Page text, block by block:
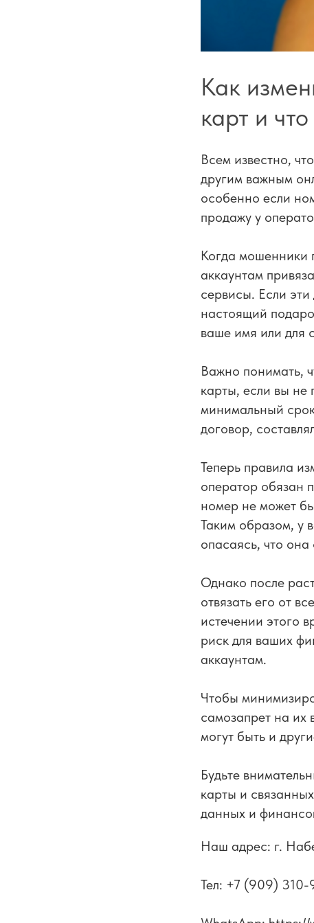
Как
карт и
Всем известно,
другим важным
особенно если
продажу у
Когда мошенники
аккаунтам
сервисы. Если
настоящий
ваше имя или для
Важно понимать,
карты, если вы не
минимальный
договор,
Теперь правила
оператор обязан
номер не может
Таким образом, у
опасаясь, что
Однако после
отвязать его от
истечении этого
риск для ваших
аккаунтам.
Чтобы
самозапрет на их
могут быть и
Будьте
карты и
данных и
Наш адрес: г.
Тел: +7 (909) 310-